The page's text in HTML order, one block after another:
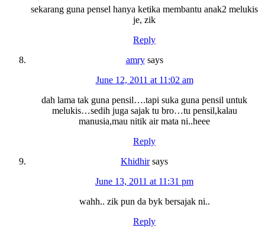
sekarang guna pensel hanya ketika membantu anak2 melukis
je, zik
Reply
amry says
June 12, 2011 at 11:02 am
dah lama tak guna pensil….tapi suka guna pensil untuk
melukis…sedih juga sajak tu bro…tu pensil,kalau
manusia,mau nitik air mata ni..heee
Reply
Khidhir says
June 13, 2011 at 11:31 pm
wahh.. zik pun da byk bersajak ni..
Reply